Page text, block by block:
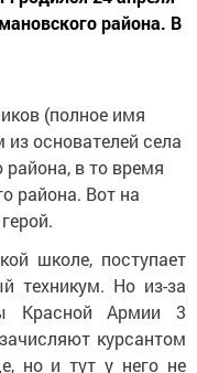
района. В
(полное имя
основателей села
в то время
района. Вот на
школе, поступает
техникум. Но из-за
Красной Армии 3
курсантом
но и тут у него не